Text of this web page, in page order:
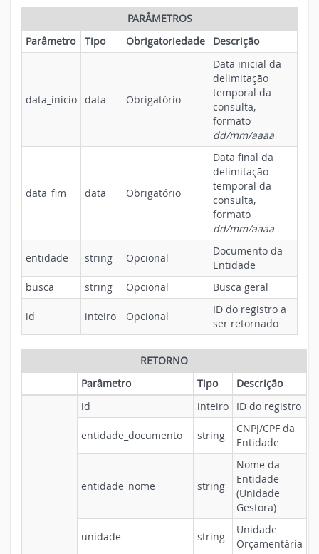
PARÂMETROS
Parâmetro
Tipo Obrigatoriedade Descrição
data_inicio data Obrigatório
Data inicial da
delimitação
temporal da
consulta,
formato
dd/mm/aaaa
data_fim data Obrigatório
Data final da
delimitação
temporal da
consulta,
formato
dd/mm/aaaa
entidade string Opcional
Documento da
Entidade
busca
string Opcional Busca geral
id inteiro Opcional
ID do registro a
ser retornado
RETORNO
Parâmetro
Tipo Descrição
id inteiro ID do registro
entidade_documento string
CNPJ/CPF da
Entidade
entidade_nome string
Nome da
Entidade
(Unidade
Gestora)
unidade string
Unidade
Orçamentária